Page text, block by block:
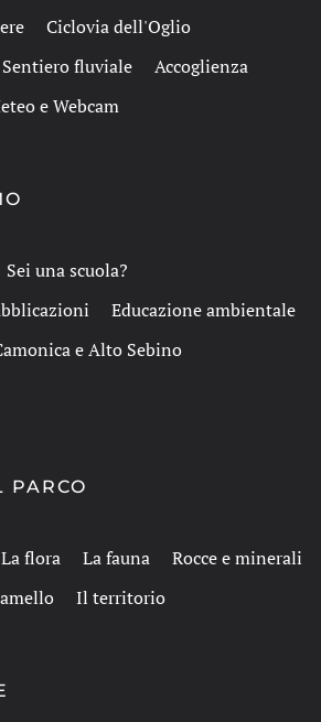
Ciclovia dell'Oglio
Sentiero fluviale
Accoglienza
e Webcam
Sei una scuola?
Educazione ambientale
e Alto Sebino
PARCO
La flora La fauna
Rocce e minerali
Il territorio